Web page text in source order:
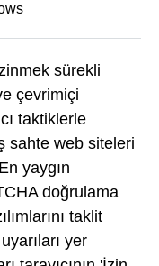
sürekli
çevrimiçi
taktiklerle
sahte web siteleri
yaygın
doğrulama
taklit
yer